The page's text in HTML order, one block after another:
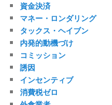
資金決済
マネー・ロンダリング
タックス・ヘイブン
内発的動機づけ
コミッション
誘因
インセンティブ
消費税ゼロ